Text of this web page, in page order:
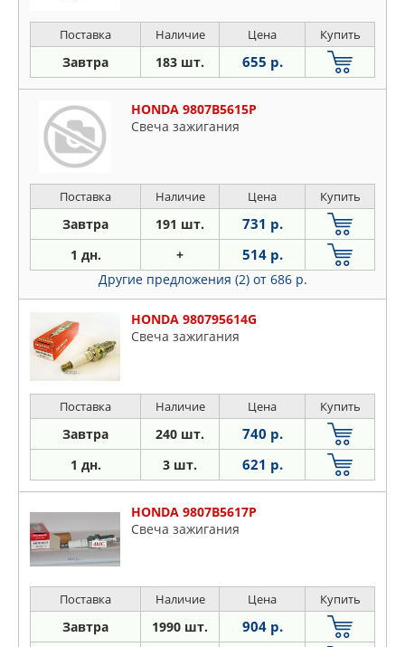
Поставка Наличие Цена Купить
Завтра 183 шт. 655 р.
HONDA 9807B5615P
Свеча зажигания
Поставка Наличие Цена Купить
Завтра 191 шт. 731 р.
1 дн. + 514 р.
Другие предложения (2) от 686 р.
HONDA 980795614G
Свеча зажигания
Поставка Наличие Цена Купить
Завтра 240 шт. 740 р.
1 дн. 3 шт. 621 р.
HONDA 9807B5617P
Свеча зажигания
Поставка Наличие Цена Купить
Завтра 1990 шт. 904 р.